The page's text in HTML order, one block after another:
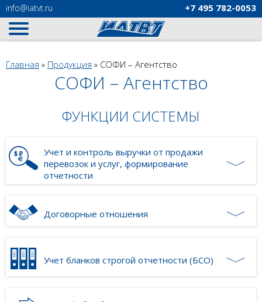
Вы здесь
Главная » Продукция » СОФИ – Агентство
СОФИ – Агентство
ФУНКЦИИ СИСТЕМЫ
Учет и контроль выручки от продажи
перевозок и услуг, формирование
отчетности
Договорные отношения
Учет бланков строгой отчетности (БСО)
+7 495 782-0053
info@iatvt.ru